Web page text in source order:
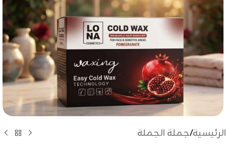
الرئيسية/جملة الجملة